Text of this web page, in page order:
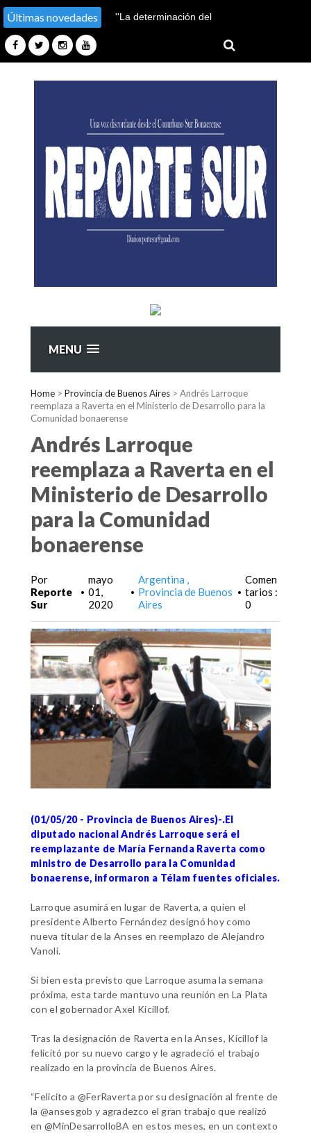
Últimas novedades
''La determinación del
MENU
Home > Provincia de Buenos Aires > Andrés Larroque
reemplaza a Raverta en el Ministerio de Desarrollo para la
Comunidad bonaerense
Andrés Larroque
reemplaza a Raverta en el
Ministerio de Desarrollo
para la Comunidad
bonaerense
Por
Reporte
Sur
•
mayo
01,
2020
•
Argentina
Provincia de Buenos
Aires
•
Comen
tarios :
0
(01/05/20 - Provincia de Buenos Aires)-.El
diputado nacional Andrés Larroque será el
reemplazante de María Fernanda Raverta como
ministro de Desarrollo para la Comunidad
bonaerense, informaron a Télam fuentes oficiales.
Larroque asumirá en lugar de Raverta, a quien el
presidente Alberto Fernández designó hoy como
nueva titular de la Anses en reemplazo de Alejandro
Vanoli.
Si bien esta previsto que Larroque asuma la semana
próxima, esta tarde mantuvo una reunión en La Plata
con el gobernador Axel Kicillof.
Tras la designación de Raverta en la Anses, Kicillof la
felicitó por su nuevo cargo y le agradeció el trabajo
realizado en la provincia de Buenos Aires.
“Felicito a @FerRaverta por su designación al frente de
la @ansesgob y agradezco el gran trabajo que realizó
en @MinDesarrolloBA en estos meses, en un contexto